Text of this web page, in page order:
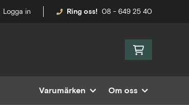
Logga in Ring oss! 08 - 649 25 40
Varumärken Om oss